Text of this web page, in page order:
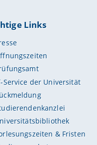
Links
Service der Universität
& Fristen